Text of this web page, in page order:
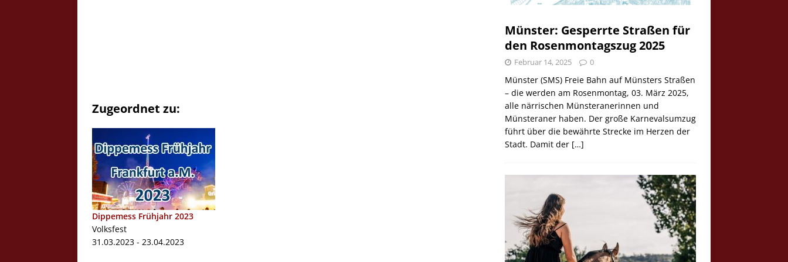
Zugeordnet zu:
Dippemess Frühjahr 2023
Volksfest
31.03.2023 - 23.04.2023
Münster: Gesperrte Straßen für
den Rosenmontagszug 2025
Februar 14, 2025 0
Münster (SMS) Freie Bahn auf Münsters Straßen
– die werden am Rosenmontag, 03. März 2025,
alle närrischen Münsteranerinnen und
Münsteraner haben. Der große Karnevalsumzug
führt über die bewährte Strecke im Herzen der
Stadt. Damit der […]